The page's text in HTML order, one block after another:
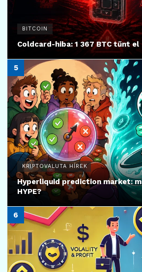
BITCOIN
Coldcard-hiba: 1 367 BTC tűnt el
KRIPTOVALUTA HÍREK
Hyperliquid prediction market:
HYPE?